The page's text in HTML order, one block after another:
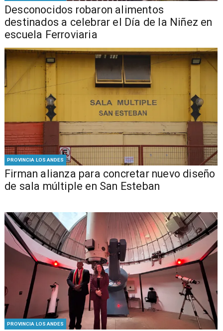
Desconocidos robaron alimentos
destinados a celebrar el Día de la Niñez en
escuela Ferroviaria
PROVINCIA LOS ANDES
​​Firman alianza para concretar nuevo diseño
de sala múltiple en San Esteban
PROVINCIA LOS ANDES